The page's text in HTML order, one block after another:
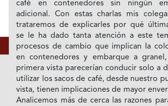
café en contenedores sin ningún
adicional. Con estas charlas mis
trataremos de explicarles por qué
se le ha dado tanta atención a este
procesos de cambio que implican Ia
en contenedores y embarque a
primera vista parecerían conducir solo a
utilizar los sacos de café, desde nuestro
vista, tienen implicaciones de mayor
Analicemos más de cerca las razones